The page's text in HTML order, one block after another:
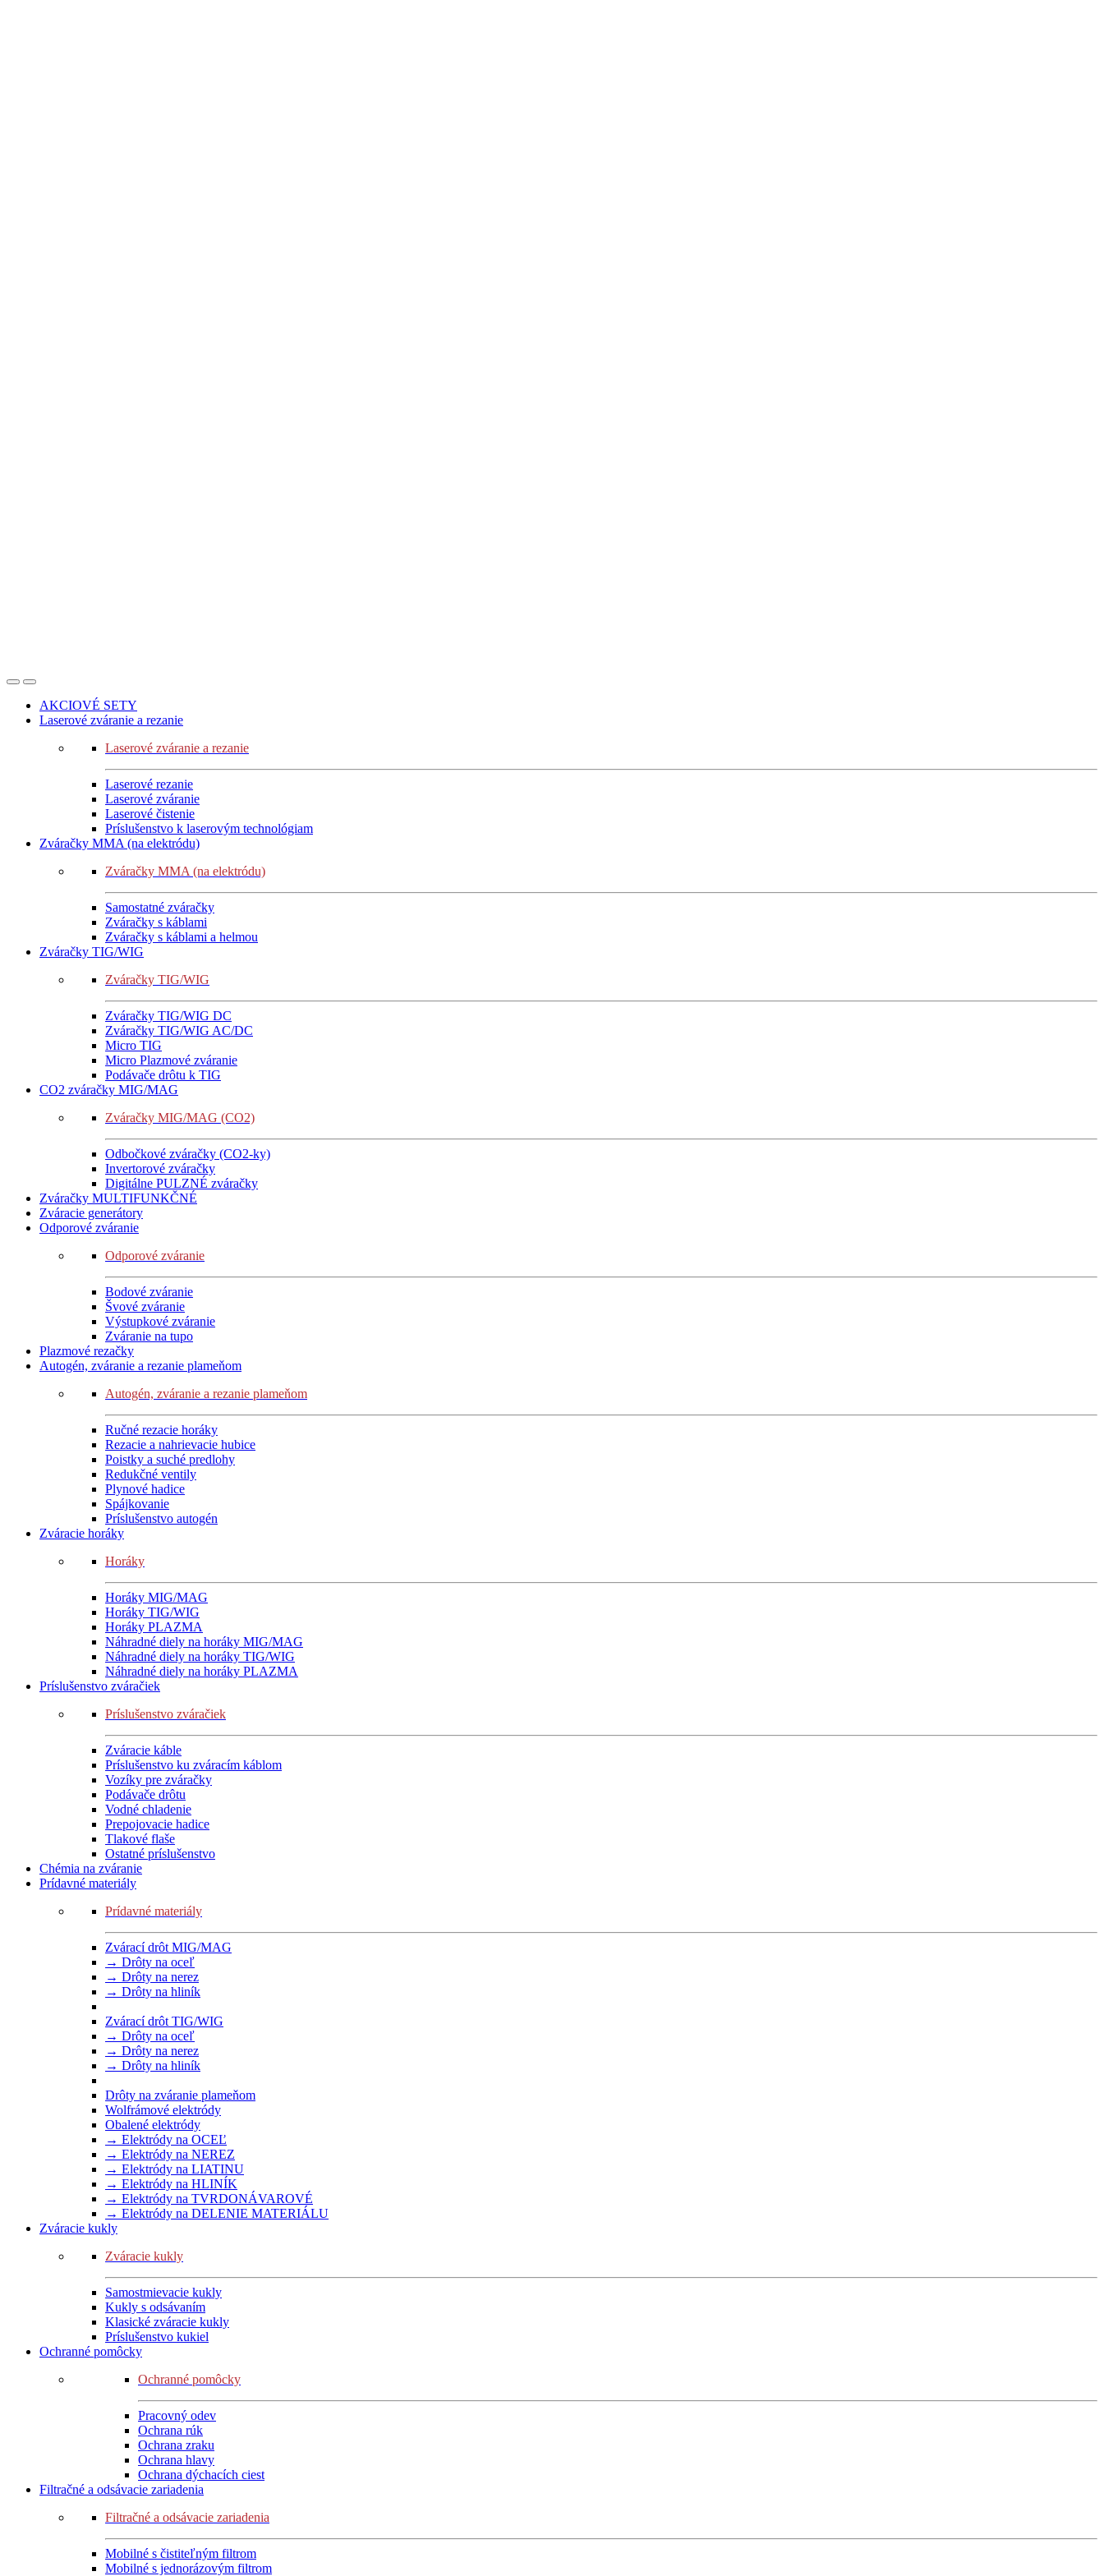
AKCIOVÉ SETY
Laserové zváranie a rezanie
Laserové zváranie a rezanie
Laserové rezanie
Laserové zváranie
Laserové čistenie
Príslušenstvo k laserovým technológiam
Zváračky MMA (na elektródu)
Zváračky MMA (na elektródu)
Samostatné zváračky
Zváračky s káblami
Zváračky s káblami a helmou
Zváračky TIG/WIG
Zváračky TIG/WIG
Zváračky TIG/WIG DC
Zváračky TIG/WIG AC/DC
Micro TIG
Micro Plazmové zváranie
Podávače drôtu k TIG
CO2 zváračky MIG/MAG
Zváračky MIG/MAG (CO2)
Odbočkové zváračky (CO2-ky)
Invertorové zváračky
Digitálne PULZNÉ zváračky
Zváračky MULTIFUNKČNÉ
Zváracie generátory
Odporové zváranie
Odporové zváranie
Bodové zváranie
Švové zváranie
Výstupkové zváranie
Zváranie na tupo
Plazmové rezačky
Autogén, zváranie a rezanie plameňom
Autogén, zváranie a rezanie plameňom
Ručné rezacie horáky
Rezacie a nahrievacie hubice
Poistky a suché predlohy
Redukčné ventily
Plynové hadice
Spájkovanie
Príslušenstvo autogén
Zváracie horáky
Horáky
Horáky MIG/MAG
Horáky TIG/WIG
Horáky PLAZMA
Náhradné diely na horáky MIG/MAG
Náhradné diely na horáky TIG/WIG
Náhradné diely na horáky PLAZMA
Príslušenstvo zváračiek
Príslušenstvo zváračiek
Zváracie káble
Príslušenstvo ku zváracím káblom
Vozíky pre zváračky
Podávače drôtu
Vodné chladenie
Prepojovacie hadice
Tlakové flaše
Ostatné príslušenstvo
Chémia na zváranie
Prídavné materiály
Prídavné materiály
Zvárací drôt MIG/MAG
→ Drôty na oceľ
→ Drôty na nerez
→ Drôty na hliník
Zvárací drôt TIG/WIG
→ Drôty na oceľ
→ Drôty na nerez
→ Drôty na hliník
Drôty na zváranie plameňom
Wolfrámové elektródy
Obalené elektródy
→ Elektródy na OCEĽ
→ Elektródy na NEREZ
→ Elektródy na LIATINU
→ Elektródy na HLINÍK
→ Elektródy na TVRDONÁVAROVÉ
→ Elektródy na DELENIE MATERIÁLU
Zváracie kukly
Zváracie kukly
Samostmievacie kukly
Kukly s odsávaním
Klasické zváracie kukly
Príslušenstvo kukiel
Ochranné pomôcky
Ochranné pomôcky
Pracovný odev
Ochrana rúk
Ochrana zraku
Ochrana hlavy
Ochrana dýchacích ciest
Filtračné a odsávacie zariadenia
Filtračné a odsávacie zariadenia
Mobilné s čistiteľným filtrom
Mobilné s jednorázovým filtrom